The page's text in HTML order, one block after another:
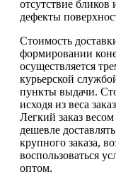
отсутствие бликов
дефекты
Стоимость
формировании
осуществляется
курьерской
пункты выдачи.
исходя из веса
Легкий заказ
дешевле
крупного заказа,
воспользоваться
оптом.